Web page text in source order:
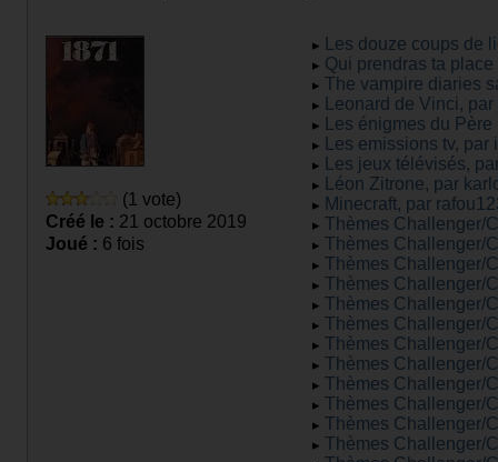
(1 vote)
Créé le : 21 octobre 2019
Joué : 6 fois
Les douze coups de
Qui prendras ta
The vampire diaries
Leonard de Vinci,
Les énigmes du
Les emissions tv,
Les jeux télévisés,
Léon Zitrone, par
Minecraft, par
Thèmes Challenger/
Thèmes Challenger/
Thèmes Challenger/
Thèmes Challenger/
Thèmes Challenger/
Thèmes Challenger/
Thèmes Challenger/
Thèmes Challenger/
Thèmes Challenger/
Thèmes Challenger/
Thèmes Challenger/
Thèmes Challenger/